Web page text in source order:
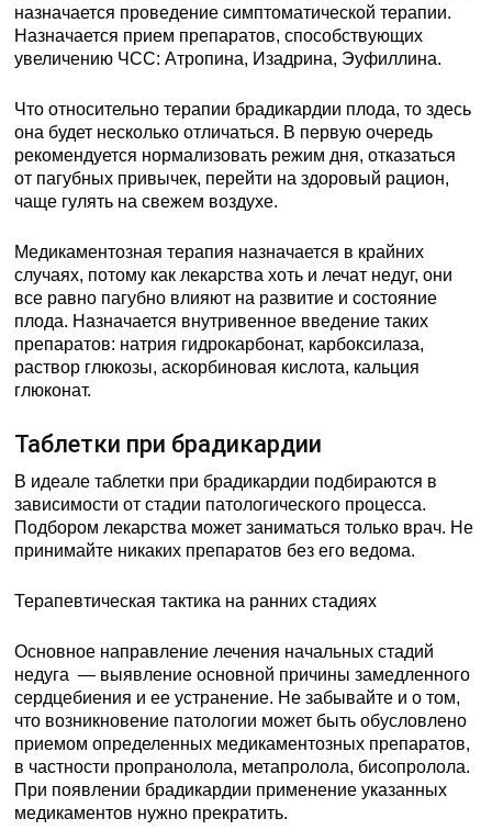
назначается проведение симптоматической терапии.
Назначается прием препаратов, способствующих
увеличению ЧСС: Атропина, Изадрина, Эуфиллина.
Что относительно терапии брадикардии плода, то здесь
она будет несколько отличаться. В первую очередь
рекомендуется нормализовать режим дня, отказаться
от пагубных привычек, перейти на здоровый рацион,
чаще гулять на свежем воздухе.
Медикаментозная терапия назначается в крайних
случаях, потому как лекарства хоть и лечат недуг, они
все равно пагубно влияют на развитие и состояние
плода. Назначается внутривенное введение таких
препаратов: натрия гидрокарбонат, карбоксилаза,
раствор глюкозы, аскорбиновая кислота, кальция
глюконат.
Таблетки при брадикардии
В идеале таблетки при брадикардии подбираются в
зависимости от стадии патологического процесса.
Подбором лекарства может заниматься только врач. Не
принимайте никаких препаратов без его ведома.
Терапевтическая тактика на ранних стадиях
Основное направление лечения начальных стадий
недуга — выявление основной причины замедленного
сердцебиения и ее устранение. Не забывайте и о том,
что возникновение патологии может быть обусловлено
приемом определенных медикаментозных препаратов,
в частности пропранолола, метапролола, бисопролола.
При появлении брадикардии применение указанных
медикаментов нужно прекратить.